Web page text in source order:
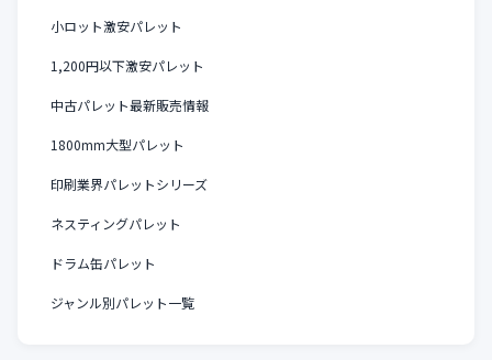
小ロット激安パレット
1,200円以下激安パレット
中古パレット最新販売情報
1800mm大型パレット
印刷業界パレットシリーズ
ネスティングパレット
ドラム缶パレット
ジャンル別パレット一覧